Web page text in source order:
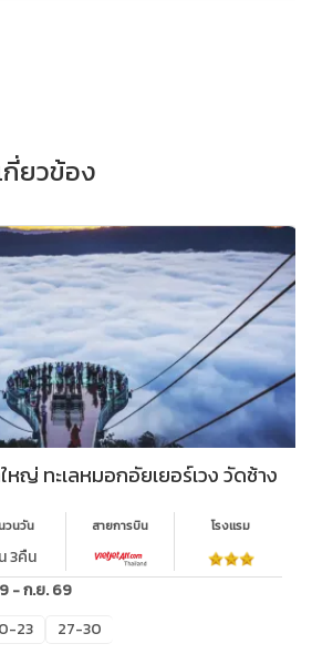
ยวข้อง
หญ่ ทะเลหมอกอัยเยอร์เวง วัดช้าง
วนวัน
3คืน
สายการบิน โรงเเรม
- ก.ย. 69
23
27-30